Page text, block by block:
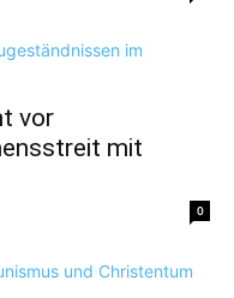
vor
mit
0